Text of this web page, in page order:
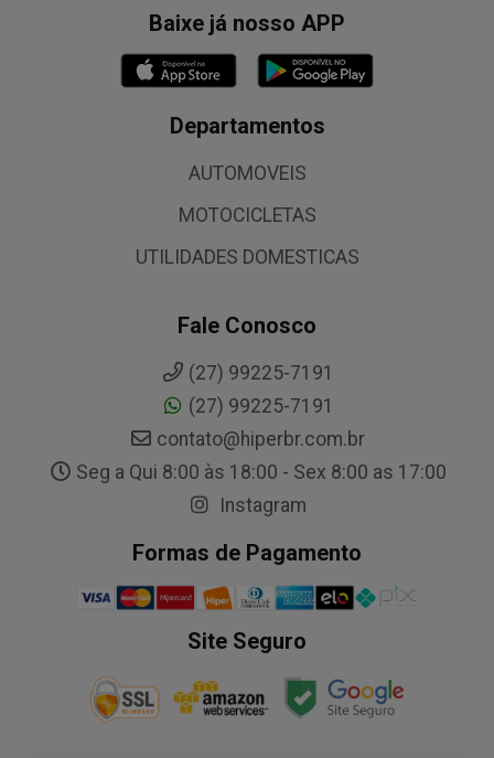
Baixe já nosso APP
Departamentos
AUTOMOVEIS
MOTOCICLETAS
UTILIDADES DOMESTICAS
Fale Conosco
(27) 99225-7191
(27) 99225-7191
contato@hiperbr.com.br
Seg a Qui 8:00 às 18:00 - Sex 8:00 as 17:00
Instagram
Formas de Pagamento
Site Seguro